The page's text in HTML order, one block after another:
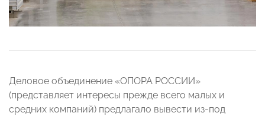
Деловое объединение «ОПОРА РОССИИ»
(представляет интересы прежде всего малых и
средних компаний) предлагало вывести из-под